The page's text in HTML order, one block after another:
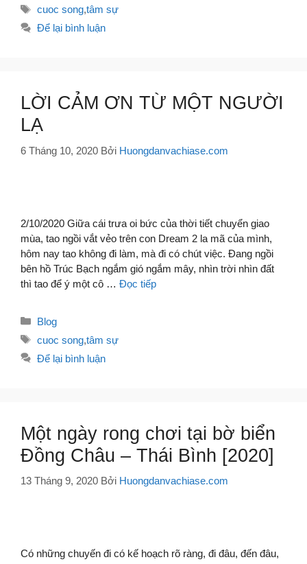
Thẻ
cuoc song,tâm sự
Để lại bình luận
LỜI CẢM ƠN TỪ MỘT NGƯỜI
LẠ
6 Tháng 10, 2020 Bởi Huongdanvachiase.com
2/10/2020 Giữa cái trưa oi bức của thời tiết chuyển giao
mùa, tao ngồi vắt vẻo trên con Dream 2 la mã của mình,
hôm nay tao không đi làm, mà đi có chút việc. Đang ngồi
bên hồ Trúc Bạch ngắm gió ngắm mây, nhìn trời nhìn đất
thì tao để ý một cô … Đọc tiếp
Danh
Blog
Thẻ
cuoc song,tâm sự
Để lại bình luận
Một ngày rong chơi tại bờ biển
Đồng Châu – Thái Bình [2020]
13 Tháng 9, 2020 Bởi Huongdanvachiase.com
Có những chuyến đi có kế hoạch rõ ràng, đi đâu, đến đâu,